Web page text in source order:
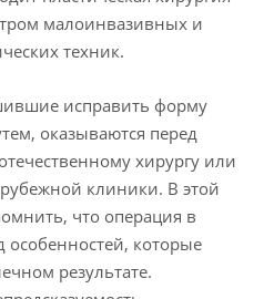
малоинвазивных и
техник.
исправить форму
оказываются перед
хирургу или
клиники. В этой
что операция в
особенностей, которые
результате.